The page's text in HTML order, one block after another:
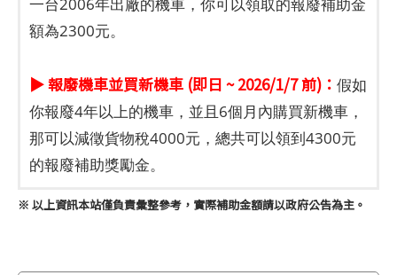
額為2300元。
▶ 報廢機車並買新機車 (即日 ~ 2026/1/7 前)： 假如
你報廢4年以上的機車，並且6個月內購買新機車，
那可以減徵貨物稅4000元，總共可以領到4300元
的報廢補助獎勵金。
※ 以上資訊本站僅負責彙整參考，實際補助金額請以政府公告為主。